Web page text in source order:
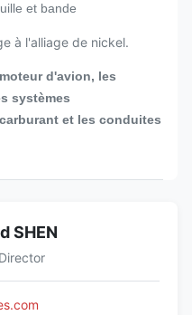
et bande
à l'alliage de nickel.
d'avion, les
systèmes
et les conduites
SHEN